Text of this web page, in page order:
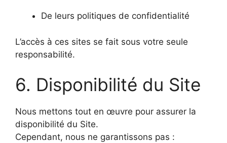
De leurs politiques de confidentialité
L’accès à ces sites se fait sous votre seule
responsabilité.
6. Disponibilité du Site
Nous mettons tout en œuvre pour assurer la
disponibilité du Site.
Cependant, nous ne garantissons pas :